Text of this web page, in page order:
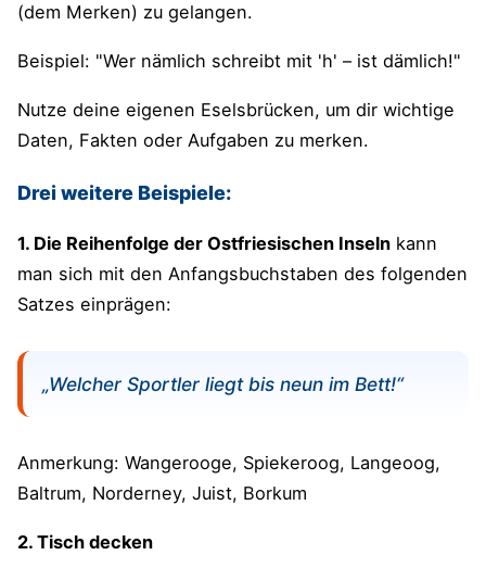
(dem Merken) zu gelangen.
Beispiel: "Wer nämlich schreibt mit 'h' – ist dämlich!"
Nutze deine eigenen Eselsbrücken, um dir wichtige
Daten, Fakten oder Aufgaben zu merken.
Drei weitere Beispiele:
1. Die Reihenfolge der Ostfriesischen Inseln kann
man sich mit den Anfangsbuchstaben des folgenden
Satzes einprägen:
„Welcher Sportler liegt bis neun im Bett!“
Anmerkung: Wangerooge, Spiekeroog, Langeoog,
Baltrum, Norderney, Juist, Borkum
2. Tisch decken